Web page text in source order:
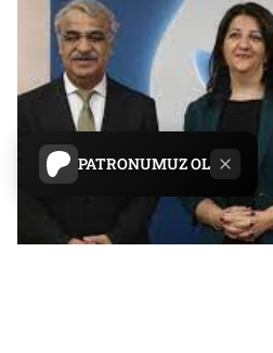
PATRONUMUZ OL